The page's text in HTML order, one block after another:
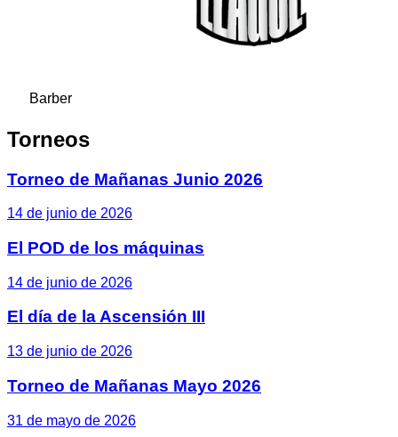
Barber
Torneos
Torneo de Mañanas Junio 2026
14 de junio de 2026
El POD de los máquinas
14 de junio de 2026
El día de la Ascensión III
13 de junio de 2026
Torneo de Mañanas Mayo 2026
31 de mayo de 2026